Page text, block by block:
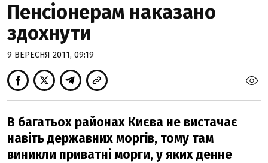
Пенсіонерам наказано
здохнути
9 ВЕРЕСНЯ 2011, 09:19
В багатьох районах Києва не вистачає
навіть державних моргів, тому там
виникли приватні морги, у яких денне